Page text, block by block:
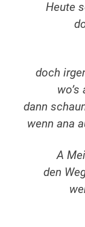
Heute
doch
wo’s
dann
wenn ana
A
den